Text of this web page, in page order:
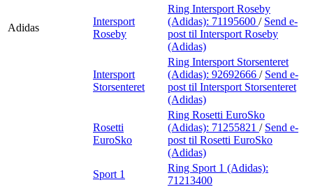
Adidas
Intersport
Roseby
Ring Intersport Roseby
(Adidas): 71195600 / Send e-
post til Intersport Roseby
(Adidas)
Intersport
Storsenteret
Ring Intersport Storsenteret
(Adidas): 92692666 / Send e-
post til Intersport Storsenteret
(Adidas)
Rosetti
EuroSko
Ring Rosetti EuroSko
(Adidas): 71255821 / Send e-
post til Rosetti EuroSko
(Adidas)
Sport 1
Ring Sport 1 (Adidas):
71213400